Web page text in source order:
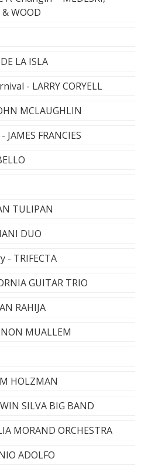
WOOD
LA ISLA
- LARRY CORYELL
MCLAUGHLIN
FRANCIES
TULIPAN
DUO
- TRIFECTA
GUITAR TRIO
RAHIJA
MUALLEM
HOLZMAN
SILVA BIG BAND
MORAND ORCHESTRA
ADOLFO